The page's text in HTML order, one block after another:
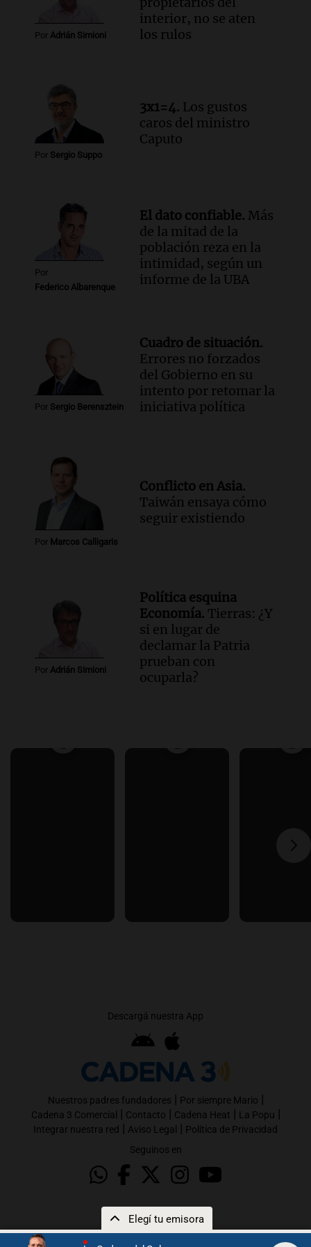
Elegí tu emisora
conectividad fronteriza, aérea y digital
con Jujuy
Panorama Federal
qué crece el consumo de alimentos con
proteínas
Una mañana para todos
Episodios
Audio.Investigan un asalto millonario a
Panorama Federal
Episodios
Por Adrián Simioni
interior, no se aten
los rulos
Por Sergio Suppo
3x1=4. Los gustos
caros del ministro
Caputo
Por
Federico Albarenque
El dato confiable. Más
de la mitad de la
población reza en la
intimidad, según un
informe de la UBA
Por Sergio Berensztein
Cuadro de situación.
Errores no forzados
del Gobierno en su
intento por retomar la
iniciativa política
Por Marcos Calligaris
Conflicto en Asia.
Taiwán ensaya cómo
seguir existiendo
Por Adrián Simioni
Política esquina
Economía. Tierras: ¿Y
si en lugar de
declamar la Patria
prueban con
ocuparla?
Descargá nuestra App
Nuestros padres fundadores | Por siempre Mario |
Cadena 3 Comercial | Contacto | Cadena Heat | La Popu |
Integrar nuestra red | Aviso Legal | Política de Privacidad
Seguinos en